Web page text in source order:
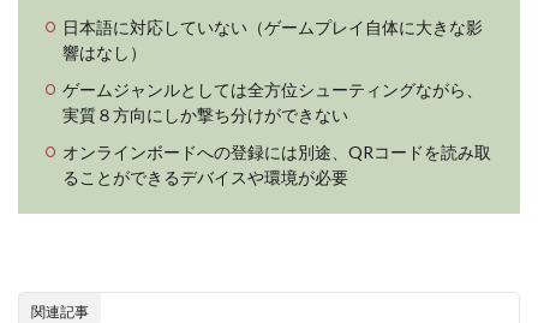
日本語に対応していない（ゲームプレイ自体に大きな影
響はなし）
ゲームジャンルとしては全方位シューティングながら、
実質８方向にしか撃ち分けができない
オンラインボードへの登録には別途、QRコードを読み取
ることができるデバイスや環境が必要
関連記事